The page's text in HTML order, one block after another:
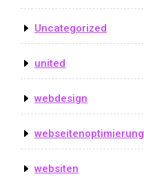
Uncategorized
united
webdesign
webseitenoptimierung
websiten